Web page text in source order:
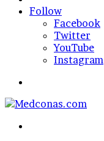
In
Follow
Facebook
Twitter
YouTube
Instagram